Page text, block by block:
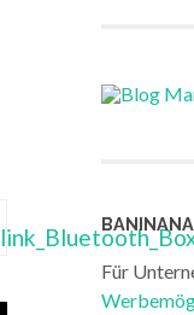
BANINANA
Für